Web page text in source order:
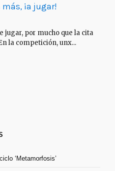
¡a jugar!
jugar, por mucho que la cita
la competición, unx...
‘Metamorfosis’